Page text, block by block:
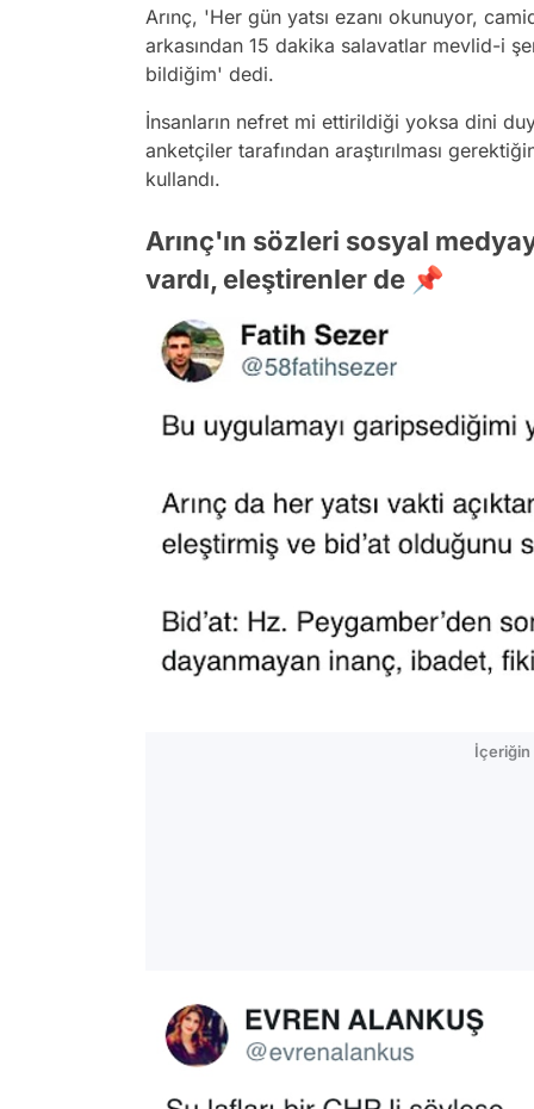
Arınç, 'Her gün yatsı ezanı okunuyor,
arkasından 15 dakika salavatlar mevlid-i
bildiğim' dedi.
İnsanların nefret mi ettirildiği yoksa dini
anketçiler tarafından araştırılması
kullandı.
Arınç'ın sözleri sosyal
vardı, eleştirenler de 📌
İçeriğin